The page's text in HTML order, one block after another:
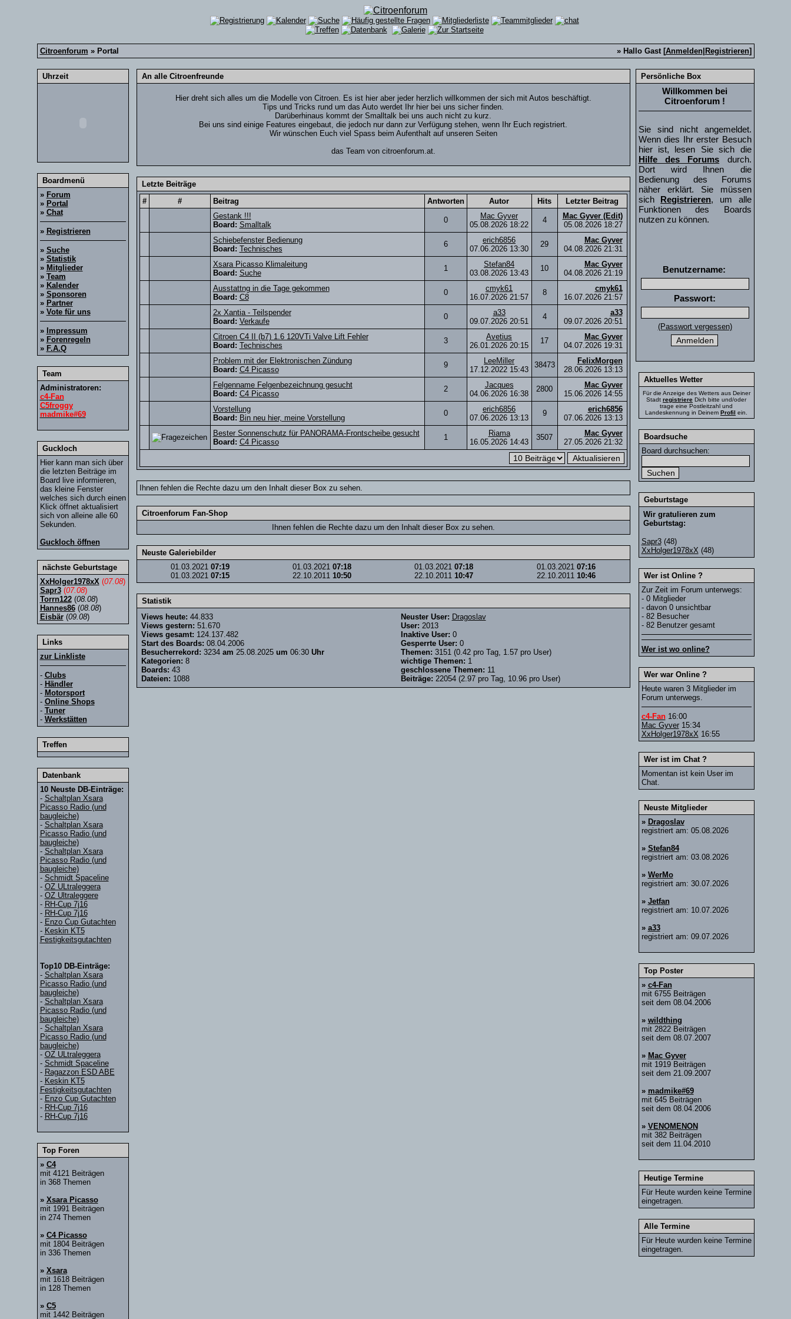
Citroenforum » Portal » Hallo Gast [Anmelden| Registrieren]
Uhrzeit
Boardmenü
» Forum
» Portal
» Chat
» Registrieren
» Suche
» Statistik
» Mitglieder
» Team
» Kalender
» Sponsoren
» Partner
» Vote für uns
» Impressum
» Forenregeln
» F.A.Q
Team
Administratoren:
c4-Fan
C5froggy
madmike#69
Guckloch
Hier kann man sich über
die letzten Beiträge im
Board live informieren,
das kleine Fenster
welches sich durch einen
Klick öffnet aktualisiert
sich von alleine alle 60
Sekunden.
Guckloch öffnen
nächste Geburtstage
XxHolger1978xX(07.08)
Sapr3(07.08)
Torrn122(08.08)
Hannes86(08.08)
Eisbär(09.08)
Links
zur Linkliste
- Clubs
- Händler
- Motorsport
- Online Shops
- Tuner
- Werkstätten
Treffen
Datenbank
10 Neuste DB-Einträge:
- Schaltplan Xsara
Picasso Radio (und
baugleiche)
- Schaltplan Xsara
Picasso Radio (und
baugleiche)
- Schaltplan Xsara
Picasso Radio (und
baugleiche)
- Schmidt Spaceline
- OZ ULtraleggera
- OZ Ultraleggere
- RH-Cup 7j16
- RH-Cup 7j16
- Enzo Cup Gutachten
- Keskin KT5
Festigkeitsgutachten
Top10 DB-Einträge:
- Schaltplan Xsara
Picasso Radio (und
baugleiche)
- Schaltplan Xsara
Picasso Radio (und
baugleiche)
- Schaltplan Xsara
Picasso Radio (und
baugleiche)
- OZ ULtraleggera
- Schmidt Spaceline
- Ragazzon ESD ABE
- Keskin KT5
Festigkeitsgutachten
- Enzo Cup Gutachten
- RH-Cup 7j16
- RH-Cup 7j16
Top Foren
» C4
mit 4121 Beiträgen
in 368 Themen
» Xsara Picasso
mit 1991 Beiträgen
in 274 Themen
» C4 Picasso
mit 1804 Beiträgen
in 336 Themen
» Xsara
mit 1618 Beiträgen
in 128 Themen
» C5
mit 1442 Beiträgen
An alle Citroenfreunde
Hier dreht sich alles um die Modelle von Citroen. Es ist hier aber jeder herzlich willkommen der sich mit Autos beschäftigt.
Tips und Tricks rund um das Auto werdet Ihr hier bei uns sicher finden.
Darüberhinaus kommt der Smalltalk bei uns auch nicht zu kurz.
Bei uns sind einige Features eingebaut, die jedoch nur dann zur Verfügung stehen, wenn Ihr Euch registriert.
Wir wünschen Euch viel Spass beim Aufenthalt auf unseren Seiten
das Team von citroenforum.at.
Letzte Beiträge
#
# Beitrag Antworten Autor Hits
Letzter Beitrag
Gestank !!!
Board: Smalltalk
0
Mac Gyver
05.08.2026 18:22
4
Mac Gyver (Edit)
05.08.2026 18:27
Schiebefenster Bedienung
Board: Technisches
6
erich6856
07.06.2026 13:30
29
Mac Gyver
04.08.2026 21:31
Xsara Picasso Klimaleitung
Board: Suche
1
Stefan84
03.08.2026 13:43
10
Mac Gyver
04.08.2026 21:19
Ausstattng in die Tage gekommen
Board: C8
0
cmyk61
16.07.2026 21:57
8
cmyk61
16.07.2026 21:57
2x Xantia - Teilspender
Board: Verkaufe
0
a33
09.07.2026 20:51
4
a33
09.07.2026 20:51
Citroen C4 II (b7) 1.6 120VTi Valve Lift Fehler
Board: Technisches
3
Avetius
26.01.2026 20:15
17
Mac Gyver
04.07.2026 19:31
Problem mit der Elektronischen Zündung
Board: C4 Picasso
9
LeeMiller
17.12.2022 15:43
38473
FelixMorgen
28.06.2026 13:13
Felgenname Felgenbezeichnung gesucht
Board: C4 Picasso
2
Jacques
04.06.2026 16:38
2800
Mac Gyver
15.06.2026 14:55
Vorstellung
Board: Bin neu hier, meine Vorstellung
0
erich6856
07.06.2026 13:13
9
erich6856
07.06.2026 13:13
Bester Sonnenschutz für PANORAMA-Frontscheibe gesucht
Board: C4 Picasso
1
Riama
16.05.2026 14:43
3507
Mac Gyver
27.05.2026 21:32
Ihnen fehlen die Rechte dazu um den Inhalt dieser Box zu sehen.
Citroenforum Fan-Shop
Ihnen fehlen die Rechte dazu um den Inhalt dieser Box zu sehen.
Neuste Galeriebilder
01.03.2021 07:19 01.03.2021 07:18 01.03.2021 07:18 01.03.2021 07:16
01.03.2021 07:15 22.10.2011 10:50 22.10.2011 10:47 22.10.2011 10:46
Statistik
Views heute: 44.833
Views gestern: 51.670
Views gesamt: 124.137.482
Start des Boards: 08.04.2006
Besucherrekord: 3234 am 25.08.2025 um 06:30Uhr
Kategorien: 8
Boards: 43
Dateien: 1088
Neuster User: Dragoslav
User: 2013
Inaktive User: 0
Gesperrte User: 0
Themen: 3151 (0.42 pro Tag, 1.57 pro User)
wichtige Themen: 1
geschlossene Themen: 11
Beiträge: 22054 (2.97 pro Tag, 10.96 pro User)
Persönliche Box
Willkommen bei
Citroenforum !
Sie sind nicht angemeldet.
Wenn dies Ihr erster Besuch
hier ist, lesen Sie sich die
Hilfe des Forums durch.
Dort wird Ihnen die
Bedienung des Forums
näher erklärt. Sie müssen
sich Registrieren, um alle
Funktionen des Boards
nutzen zu können.
Benutzername:
Passwort:
(Passwort vergessen)
Aktuelles Wetter
Für die Anzeige des Wetters aus Deiner
Stadt registriere Dich bitte und/oder
trage eine Postleitzahl und
Landeskennung in Deinem Profil ein.
Boardsuche
Board durchsuchen:
Geburtstage
Wir gratulieren zum
Geburtstag:
Sapr3(48)
XxHolger1978xX (48)
Wer ist Online ?
Zur Zeit im Forum unterwegs:
- 0 Mitglieder
- davon 0 unsichtbar
- 82 Besucher
- 82 Benutzer gesamt
Wer ist wo online?
Wer war Online ?
Heute waren 3 Mitglieder im
Forum unterwegs.
c4-Fan 16:00
Mac Gyver 15:34
XxHolger1978xX 16:55
Wer ist im Chat ?
Momentan ist kein User im
Chat.
Neuste Mitglieder
» Dragoslav
registriert am: 05.08.2026
» Stefan84
registriert am: 03.08.2026
» WerMo
registriert am: 30.07.2026
» Jetfan
registriert am: 10.07.2026
» a33
registriert am: 09.07.2026
Top Poster
» c4-Fan
mit 6755 Beiträgen
seit dem 08.04.2006
» wildthing
mit 2822 Beiträgen
seit dem 08.07.2007
» Mac Gyver
mit 1919 Beiträgen
seit dem 21.09.2007
» madmike#69
mit 645 Beiträgen
seit dem 08.04.2006
» VENOMENON
mit 382 Beiträgen
seit dem 11.04.2010
Heutige Termine
Für Heute wurden keine Termine
eingetragen.
Alle Termine
Für Heute wurden keine Termine
eingetragen.